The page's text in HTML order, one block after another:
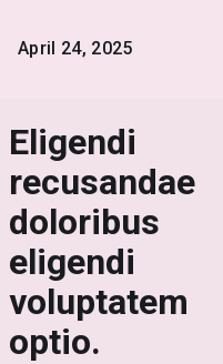
April 24, 2025
Eligendi
recusandae
doloribus
eligendi
voluptatem
optio.